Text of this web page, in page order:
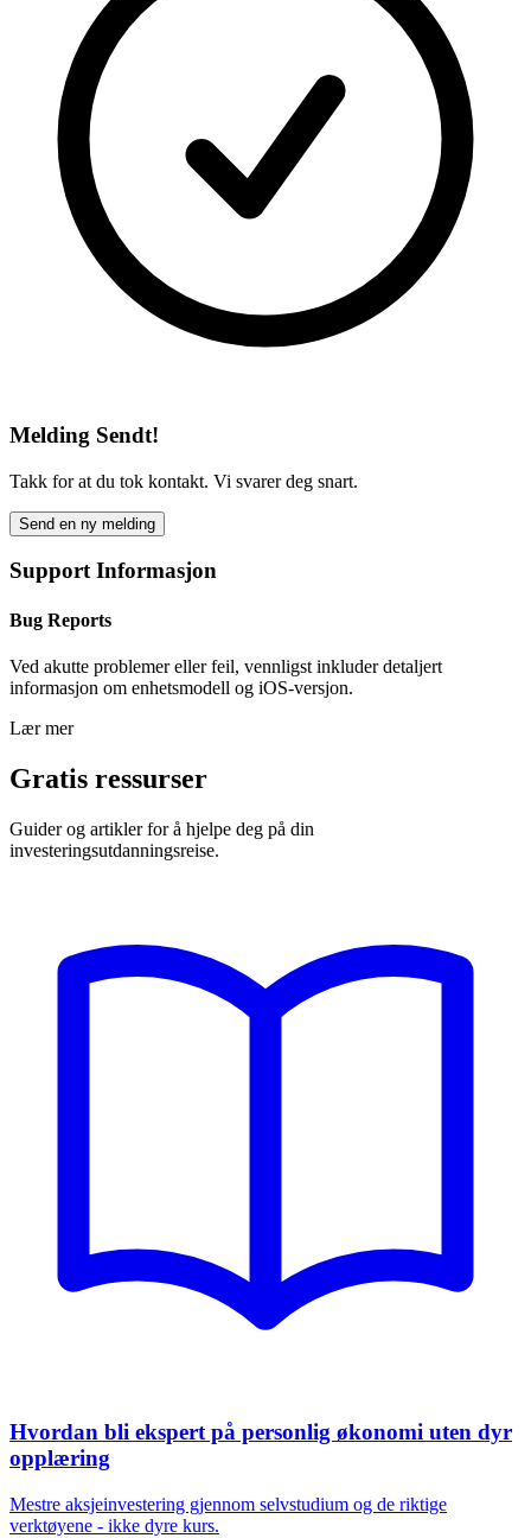
Melding Sendt!
Takk for at du tok kontakt. Vi svarer deg snart.
Send en ny melding
Support Informasjon
Bug Reports
Ved akutte problemer eller feil, vennligst inkluder detaljert
informasjon om enhetsmodell og iOS-versjon.
Lær mer
Gratis ressurser
Guider og artikler for å hjelpe deg på din
investeringsutdanningsreise.
Hvordan bli ekspert på personlig økonomi uten dyr
opplæring
Mestre aksjeinvestering gjennom selvstudium og de riktige
verktøyene - ikke dyre kurs.